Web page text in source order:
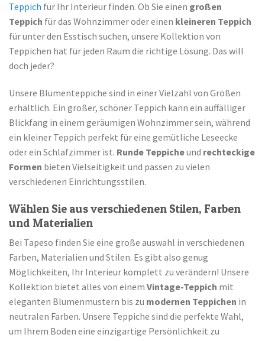
Teppich für Ihr Interieur finden. Ob Sie einen großen
Teppich für das Wohnzimmer oder einen kleineren Teppich
für unter den Esstisch suchen, unsere Kollektion von
Teppichen hat für jeden Raum die richtige Lösung. Das will
doch jeder?
Unsere Blumenteppiche sind in einer Vielzahl von Größen
erhältlich. Ein großer, schöner Teppich kann ein auffälliger
Blickfang in einem geräumigen Wohnzimmer sein, während
ein kleiner Teppich perfekt für eine gemütliche Leseecke
oder ein Schlafzimmer ist. Runde Teppicheund rechteckige
Formen bieten Vielseitigkeit und passen zu vielen
verschiedenen Einrichtungsstilen.
Wählen Sie aus verschiedenen Stilen, Farben
und Materialien
Bei Tapeso finden Sie eine große auswahl in verschiedenen
Farben, Materialien und Stilen. Es gibt also genug
Möglichkeiten, Ihr Interieur komplett zu verändern! Unsere
Kollektion bietet alles von einem Vintage-Teppich mit
eleganten Blumenmustern bis zu modernen Teppichen in
neutralen Farben. Unsere Teppiche sind die perfekte Wahl,
um Ihrem Boden eine einzigartige Persönlichkeit zu